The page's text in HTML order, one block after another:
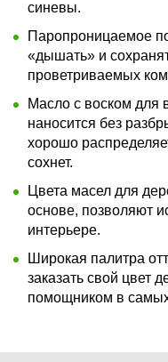
синевы.
Паропроницаемое
«дышать» и
проветриваемых
Масло с воском для
наносится без
хорошо
сохнет.
Цвета масел для
основе, позволяют
интерьере.
Широкая палитра
заказать свой цвет
помощником в